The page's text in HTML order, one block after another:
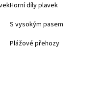
Horní díly plavek
S vysokým pasem
Plážové přehozy